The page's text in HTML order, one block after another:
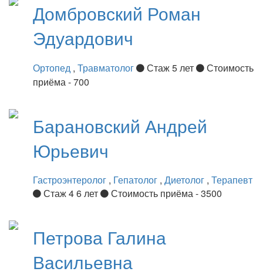
Домбровский Роман
Эдуардович
Ортопед , Травматолог Стаж 5 лет
Стоимость
приёма - 700
Барановский Андрей
Юрьевич
Гастроэнтеролог , Гепатолог , Диетолог , Терапевт
Стаж 4 6 лет
Стоимость приёма - 3500
Петрова Галина
Васильевна